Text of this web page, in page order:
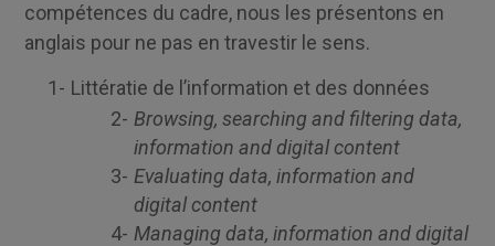
compétences du cadre, nous les présentons en
anglais pour ne pas en travestir le sens.
Littératie de l’information et des données
Browsing, searching and filtering data,
information and digital content
Evaluating data, information and
digital content
Managing data, information and digital